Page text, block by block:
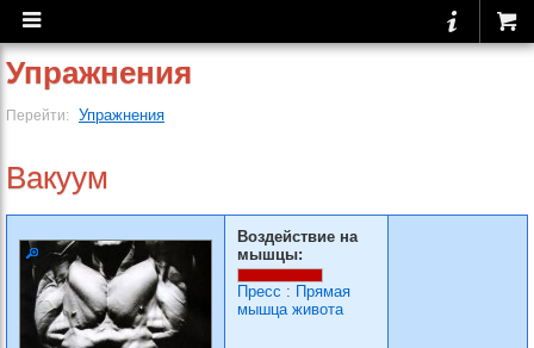
Упражнения
Перейти: Упражнения
Вакуум
Воздействие на
мышцы:
Пресс : Прямая
мышца живота